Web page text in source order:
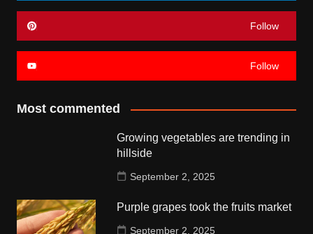
Follow
Follow
Most commented
Growing vegetables are trending in
hillside
September 2, 2025
Purple grapes took the fruits market
September 2, 2025